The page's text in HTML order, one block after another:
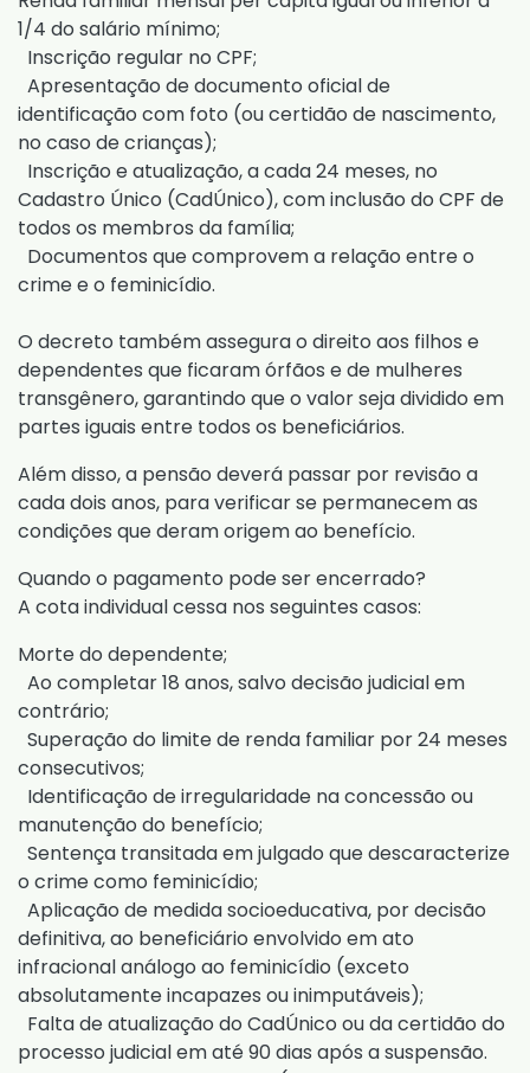
1/4 do salário mínimo;
Inscrição regular no CPF;
Apresentação de documento oficial de
identificação com foto (ou certidão de nascimento,
no caso de crianças);
Inscrição e atualização, a cada 24 meses, no
Cadastro Único (CadÚnico), com inclusão do CPF de
todos os membros da família;
Documentos que comprovem a relação entre o
crime e o feminicídio.
O decreto também assegura o direito aos filhos e
dependentes que ficaram órfãos e de mulheres
transgênero, garantindo que o valor seja dividido em
partes iguais entre todos os beneficiários.
Além disso, a pensão deverá passar por revisão a
cada dois anos, para verificar se permanecem as
condições que deram origem ao benefício.
Quando o pagamento pode ser encerrado?
A cota individual cessa nos seguintes casos:
Morte do dependente;
Ao completar 18 anos, salvo decisão judicial em
contrário;
Superação do limite de renda familiar por 24 meses
consecutivos;
Identificação de irregularidade na concessão ou
manutenção do benefício;
Sentença transitada em julgado que descaracterize
o crime como feminicídio;
Aplicação de medida socioeducativa, por decisão
definitiva, ao beneficiário envolvido em ato
infracional análogo ao feminicídio (exceto
absolutamente incapazes ou inimputáveis);
Falta de atualização do CadÚnico ou da certidão do
processo judicial em até 90 dias após a suspensão.